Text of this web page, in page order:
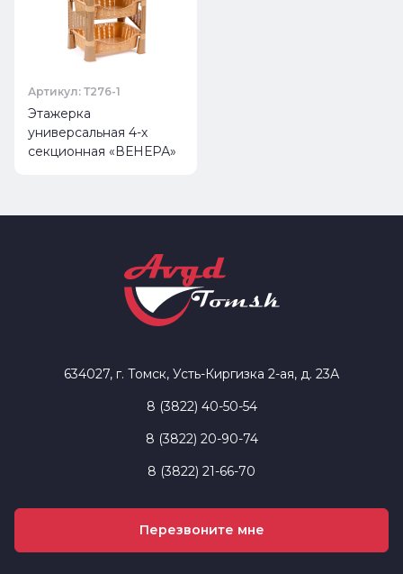
Артикул: Т276-1
Этажерка
универсальная 4-х
секционная «ВЕНЕРА»
634027, г. Томск, Усть-Киргизка 2-ая, д. 23А
8 (3822) 40-50-54
8 (3822) 20-90-74
8 (3822) 21-66-70
Перезвоните мне